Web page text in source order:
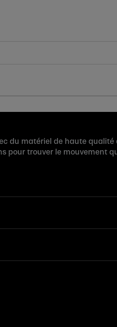
du matériel de haute
pour trouver le mouvement